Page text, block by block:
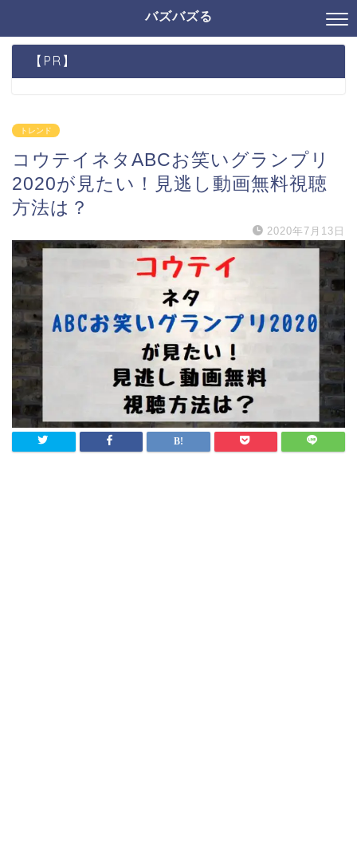
バズバズる
【PR】
トレンド
コウテイネタABCお笑いグランプリ
2020が見たい！見逃し動画無料視聴
方法は？
2020年7月13日